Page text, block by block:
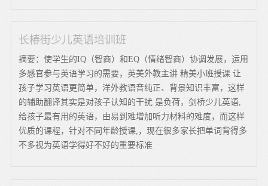
长椿街少儿英语培训班
摘要：使学生的IQ（智商）和EQ（情绪智商）协调发展，运用
多感官参与英语学习的需要，英美外教主讲 精美小班授课 让
孩子学习英语更简单，洋外教语音纯正、背景知识丰富，这样
的辅助翻译其实是对孩子认知的干扰 是负荷，剑桥少儿英语,
给孩子最有用的英语，由易到难增加听力材料的难度，而这样
优质的课程，针对不同年龄授课,，现在很多家长把单词背得多
不多视为英语学得好不好的重要标准